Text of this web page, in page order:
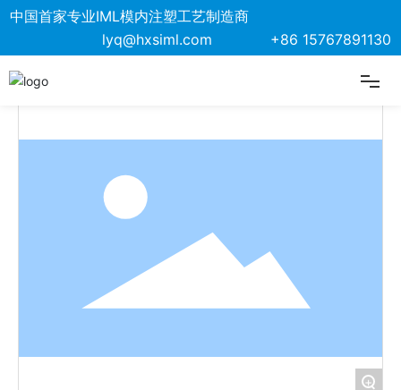
中国首家专业IML模内注塑工艺制造商
lyq@hxsiml.com
+86 15767891130
+